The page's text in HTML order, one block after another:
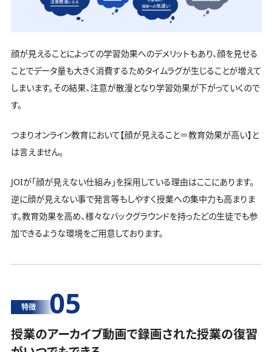
顔が見えることによっての学習効果へのデメリットもあり、顔を見せる
ことでデータ量も大きく消費するためタイムラグが生じることが増えて
しまいます。その結果、注意が散漫となり学習効果が下がっていくので
す。
つまりオンライン教育において【顔が見えること＝教育効果が高い】と
は言えません。
JOIが「顔が見えない仕組み」を採用している理由はここにあります。
逆に顔が見えない事で発言等もしやすく授業への集中力も高まりま
す。教育効果を高め、様々なバックグラウンドを持ったどの生徒でも参
加できるような環境をご用意しております。
特徴 05
授業のアーカイブ動画で録画された授業の復習